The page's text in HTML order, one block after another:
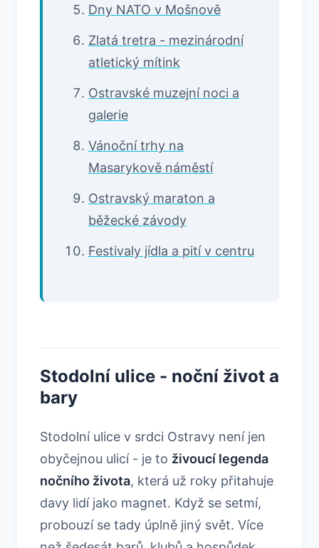
Dny NATO v Mošnově
Zlatá tretra - mezinárodní
atletický mítink
Ostravské muzejní noci a
galerie
Vánoční trhy na
Masarykově náměstí
Ostravský maraton a
běžecké závody
Festivaly jídla a pití v centru
Stodolní ulice - noční život a
bary
Stodolní ulice v srdci Ostravy není jen
obyčejnou ulicí - je to živoucí legenda
nočního života, která už roky přitahuje
davy lidí jako magnet. Když se setmí,
probouzí se tady úplně jiný svět. Více